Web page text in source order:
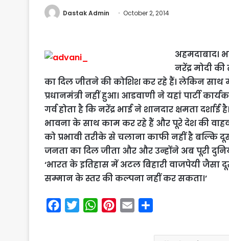
Dastak Admin October 2, 2014
अहमदाबाद।
नरेंद्र मोदी
का दिल जीतने की कोशिश कर रहे हैं। लेकिन साथ
प्रधानमंत्री नहीं हुआ। आडवाणी ने यहां पार्टी
गर्व होता है कि नरेंद्र भाई ने शानदार क्षमता
भावना के साथ काम कर रहे हैं और पूरे देश की
को प्रभावी तरीके से चलाना काफी नहीं है बल्कि
जनता का दिल जीता और और उन्होंने अब पूरी
‘भारत के इतिहास में अटल बिहारी वाजपेयी जैसा
सम्मान के स्तर की कल्पना नहीं कर सकता।’
W
a